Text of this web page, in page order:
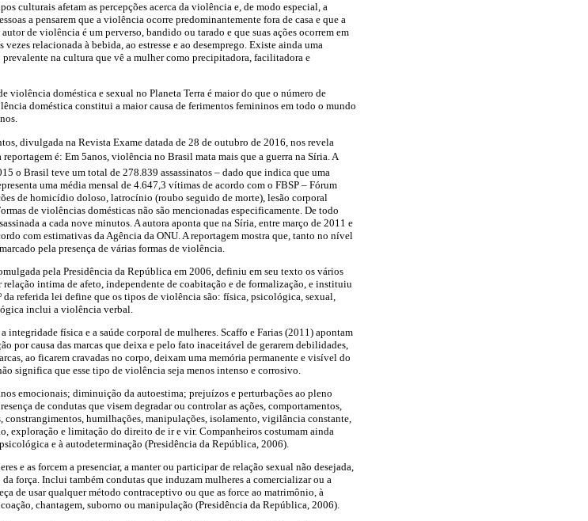
culturais afetam as percepções acerca da violência e, de modo especial, a
a pensarem que a violência ocorre predominantemente fora de casa e que a
de violência é um perverso, bandido ou tarado e que suas ações ocorrem em
relacionada à bebida, ao estresse e ao desemprego. Existe ainda uma
na cultura que vê a mulher como precipitadora, facilitadora e
violência doméstica e sexual no Planeta Terra é maior do que o número de
doméstica constitui a maior causa de ferimentos femininos em todo o mundo
divulgada na Revista Exame datada de 28 de outubro de 2016, nos revela
é: Em 5anos, violência no Brasil mata mais que a guerra na Síria. A
o Brasil teve um total de 278.839 assassinatos – dado que indica que uma
uma média mensal de 4.647,3 vítimas de acordo com o FBSP – Fórum
de homicídio doloso, latrocínio (roubo seguido de morte), lesão corporal
de violências domésticas não são mencionadas especificamente. De todo
a cada nove minutos. A autora aponta que na Síria, entre março de 2011 e
com estimativas da Agência da ONU. A reportagem mostra que, tanto no nível
pela presença de várias formas de violência.
pela Presidência da República em 2006, definiu em seu texto os vários
intima de afeto, independente de coabitação e de formalização, e instituiu
da referida lei define que os tipos de violência são: física, psicológica, sexual,
inclui a violência verbal.
integridade física e a saúde corporal de mulheres. Scaffo e Farias (2011) apontam
por causa das marcas que deixa e pelo fato inaceitável de gerarem debilidades,
ao ficarem cravadas no corpo, deixam uma memória permanente e visível do
significa que esse tipo de violência seja menos intenso e corrosivo.
emocionais; diminuição da autoestima; prejuízos e perturbações ao pleno
de condutas que visem degradar ou controlar as ações, comportamentos,
constrangimentos, humilhações, manipulações, isolamento, vigilância constante,
exploração e limitação do direito de ir e vir. Companheiros costumam ainda
e à autodeterminação (Presidência da República, 2006).
e as forcem a presenciar, a manter ou participar de relação sexual não desejada,
força. Inclui também condutas que induzam mulheres a comercializar ou a
de usar qualquer método contraceptivo ou que as force ao matrimônio, à
chantagem, suborno ou manipulação (Presidência da República, 2006).